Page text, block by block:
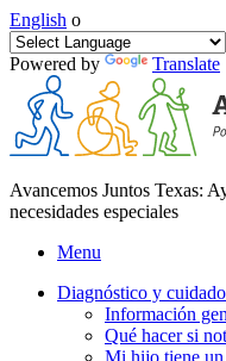
English o
Powered by Translate
Avancemos Juntos Texas:
necesidades especiales
Menu
Diagnóstico y
Información
Qué hacer si
Mi hijo tiene un